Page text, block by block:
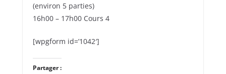
(environ 5 parties)
16h00 – 17h00 Cours 4
[wpgform id=’1042′]
Partager :